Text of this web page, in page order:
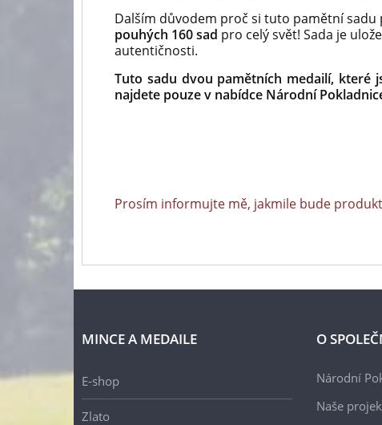
Dalším důvodem proč si tuto pamětní
pouhých 160 sad pro celý svět! Sada je
autentičnosti.
Tuto sadu dvou pamětních medailí, které
najdete pouze v nabídce Národní
Prosím informujte mě, jakmile bude
MINCE A MEDAILE
E-shop
Zlato
O
Národní
Naše